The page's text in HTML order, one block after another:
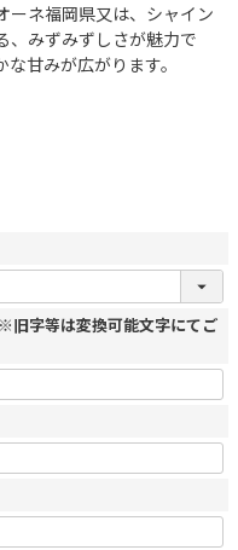
ーネ福岡県又は、シャイン
、みずみずしさが魅力で
甘みが広がります。
字等は変換可能文字にてご